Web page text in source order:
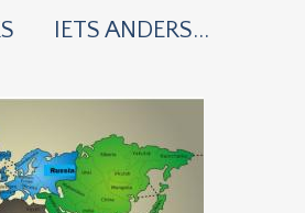
IETS ANDERS...